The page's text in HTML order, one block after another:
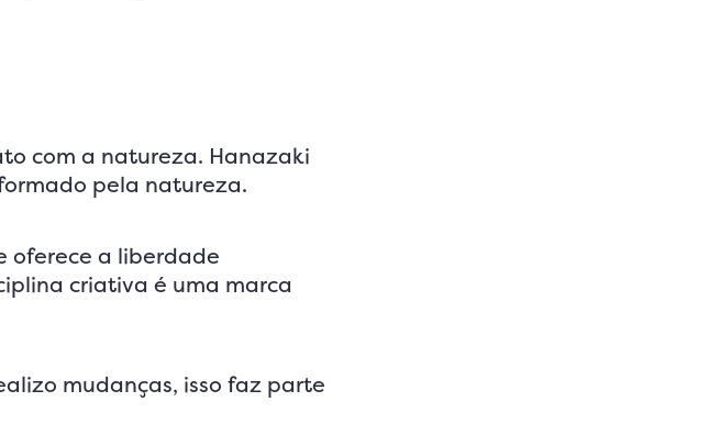
com a natureza. Hanazaki
pela natureza.
oferece a liberdade
criativa é uma marca
mudanças, isso faz parte